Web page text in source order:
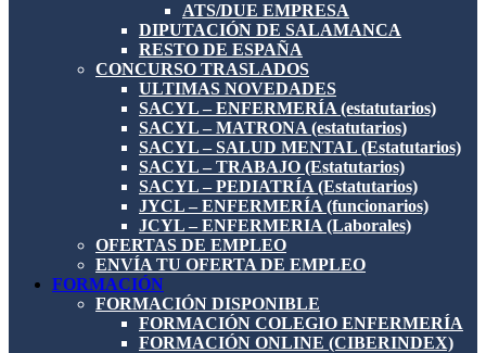
ATS/DUE EMPRESA
DIPUTACIÓN DE SALAMANCA
RESTO DE ESPAÑA
CONCURSO TRASLADOS
ULTIMAS NOVEDADES
SACYL – ENFERMERÍA (estatutarios)
SACYL – MATRONA (estatutarios)
SACYL – SALUD MENTAL (Estatutarios)
SACYL – TRABAJO (Estatutarios)
SACYL – PEDIATRÍA (Estatutarios)
JYCL – ENFERMERÍA (funcionarios)
JCYL – ENFERMERIA (Laborales)
OFERTAS DE EMPLEO
ENVÍA TU OFERTA DE EMPLEO
FORMACIÓN
FORMACIÓN DISPONIBLE
FORMACIÓN COLEGIO ENFERMERÍA
FORMACIÓN ONLINE (CIBERINDEX)